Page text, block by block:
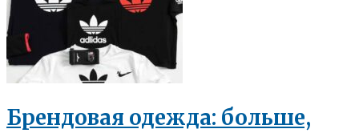
Брендовая одежда: больше,